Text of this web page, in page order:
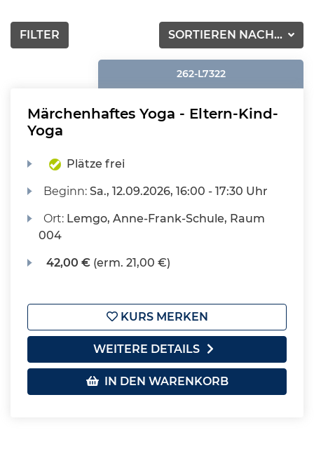
SORTIEREN NACH...
FILTER
262-L7322
Märchenhaftes Yoga - Eltern-Kind-
Yoga
Plätze frei
Beginn:Sa., 12.09.2026, 16:00 - 17:30 Uhr
Ort: Lemgo, Anne-Frank-Schule, Raum
004
42,00 € (erm. 21,00 €)
KURS MERKEN
WEITERE DETAILS
IN DEN WARENKORB